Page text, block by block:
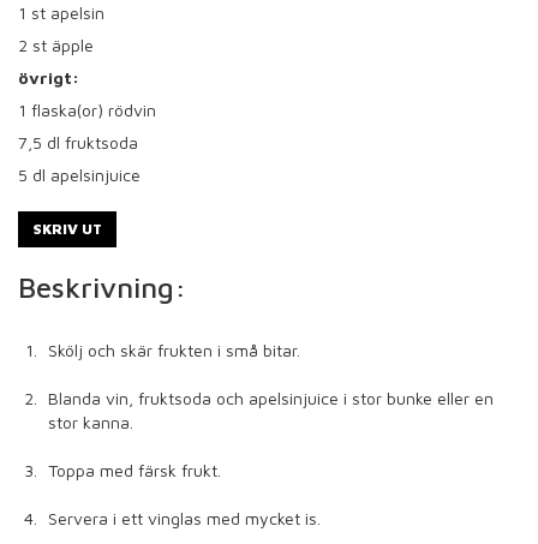
1 st apelsin
2 st äpple
övrigt:
1 flaska(or) rödvin
7,5 dl fruktsoda
5 dl apelsinjuice
SKRIV UT
Beskrivning:
Skölj och skär frukten i små bitar.
Blanda vin, fruktsoda och apelsinjuice i stor bunke eller en
stor kanna.
Toppa med färsk frukt.
Servera i ett vinglas med mycket is.